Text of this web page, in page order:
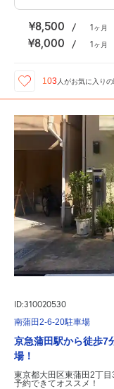
¥8,500 / 1ヶ月
¥8,000 / 1ヶ月
103 人がお気に入り
ID:310020530
南蒲田2-6-20駐車場
京急蒲田駅から徒歩7
場！
東京都大田区東蒲田2丁目
予約できてオススメ！